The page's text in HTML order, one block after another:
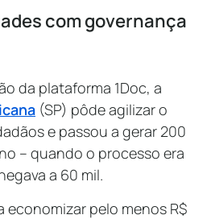
com governança
da plataforma 1Doc, a
(SP) pôde agilizar o
e passou a gerar 200
– quando o processo era
a 60 mil.
economizar pelo menos R$